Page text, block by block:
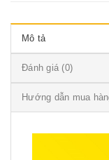
Mô tả
Đánh giá (0)
Hướng dẫn mua